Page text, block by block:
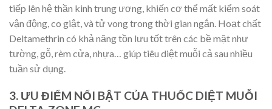
tiếp lên hệ thần kinh trung ương, khiến cơ thể mất kiểm soát
vận động, co giật, và tử vong trong thời gian ngắn. Hoạt chất
Deltamethrin có khả năng tồn lưu tốt trên các bề mặt như
tường, gỗ, rèm cửa, nhựa… giúp tiêu diệt muỗi cả sau nhiều
tuần sử dụng.
3. ƯU ĐIỂM NỔI BẬT CỦA THUỐC DIỆT MUỖI